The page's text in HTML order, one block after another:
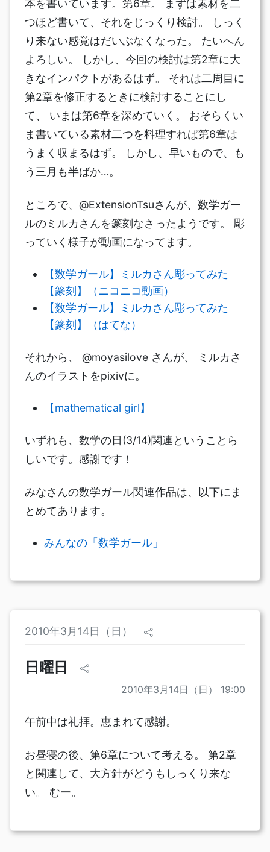
本を書いています。第6章。 まずは素材を二
つほど書いて、それをじっくり検討。 しっく
り来ない感覚はだいぶなくなった。 たいへん
よろしい。 しかし、今回の検討は第2章に大
きなインパクトがあるはず。 それは二周目に
第2章を修正するときに検討することにし
て、 いまは第6章を深めていく。 おそらくい
ま書いている素材二つを料理すれば第6章は
うまく収まるはず。 しかし、早いもので、も
う三月も半ばか…。
ところで、@ExtensionTsuさんが、数学ガー
ルのミルカさんを篆刻なさったようです。 彫
っていく様子が動画になってます。
【数学ガール】ミルカさん彫ってみた
【篆刻】（ニコニコ動画）
【数学ガール】ミルカさん彫ってみた
【篆刻】（はてな）
それから、 @moyasilove さんが、 ミルカさ
んのイラストをpixivに。
【mathematical girl】
いずれも、数学の日(3/14)関連ということら
しいです。感謝です！
みなさんの数学ガール関連作品は、以下にま
とめてあります。
みんなの「数学ガール」
2010年3月14日（日）
日曜日
2010年3月14日（日） 19:00
午前中は礼拝。恵まれて感謝。
お昼寝の後、第6章について考える。 第2章
と関連して、大方針がどうもしっくり来な
い。 むー。